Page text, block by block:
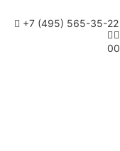
+7 (495) 565-35-22
00